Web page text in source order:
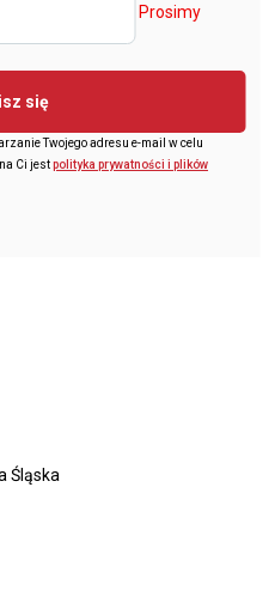
Prosimy
się
Twojego adresu e-mail w celu
Ci jestpolityka prywatności i plików
Śląska